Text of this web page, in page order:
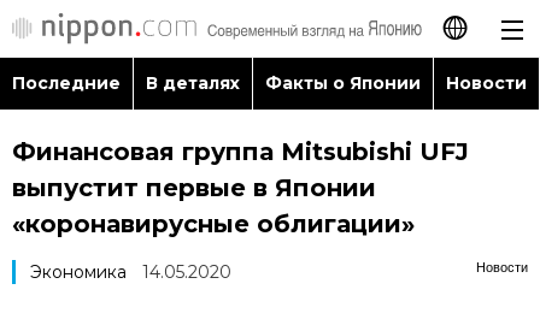
日本語
English
Последние
Последние В деталях Факты о Японии Новости
Финансовая группа Mitsubishi UFJ
выпустит первые в Японии
«коронавирусные облигации»
Новости
Экономика 14.05.2020